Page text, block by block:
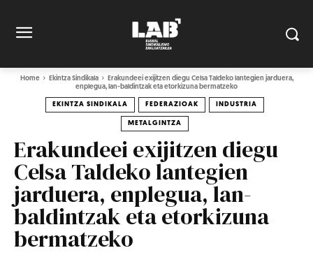
Home Ekintza Sindikala
Erakundeei exijitzen diegu Celsa Taldeko lantegien jarduera,
enplegua, lan-baldintzak eta etorkizuna bermatzeko
EKINTZA SINDIKALA FEDERAZIOAK INDUSTRIA
METALGINTZA
Erakundeei exijitzen diegu
Celsa Taldeko lantegien
jarduera, enplegua, lan-
baldintzak eta etorkizuna
bermatzeko